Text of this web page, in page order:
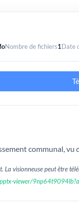
Nombre de fichiers1Date
communal, vu
La visionneuse peut être
viewer/